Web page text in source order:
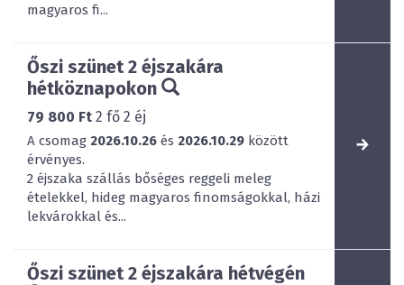
magyaros fi...
Őszi szünet 2 éjszakára
hétköznapokon
79 800 Ft 2 fő 2 éj
A csomag 2026.10.26 és 2026.10.29 között
érvényes.
2 éjszaka szállás bőséges reggeli meleg
ételekkel, hideg magyaros finomságokkal, házi
lekvárokkal és...
Őszi szünet 2 éjszakára hétvégén